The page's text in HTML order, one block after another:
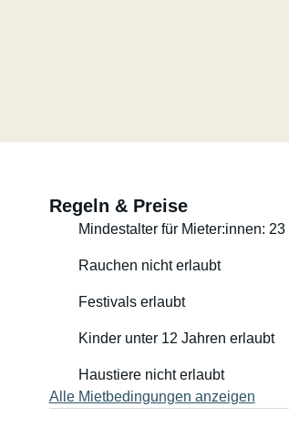
Regeln & Preise
Mindestalter für Mieter:innen: 23
Rauchen nicht erlaubt
Festivals erlaubt
Kinder unter 12 Jahren erlaubt
Haustiere nicht erlaubt
Alle Mietbedingungen anzeigen